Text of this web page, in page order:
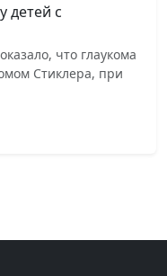
детей с
что глаукома
Стиклера, при